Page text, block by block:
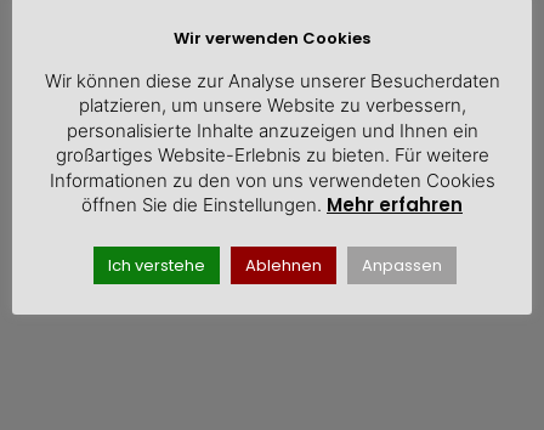
Wir verwenden Cookies
Wir können diese zur Analyse unserer Besucherdaten
platzieren, um unsere Website zu verbessern,
personalisierte Inhalte anzuzeigen und Ihnen ein
großartiges Website-Erlebnis zu bieten. Für weitere
Informationen zu den von uns verwendeten Cookies
öffnen Sie die Einstellungen. Mehr erfahren
Ich verstehe Ablehnen Anpassen